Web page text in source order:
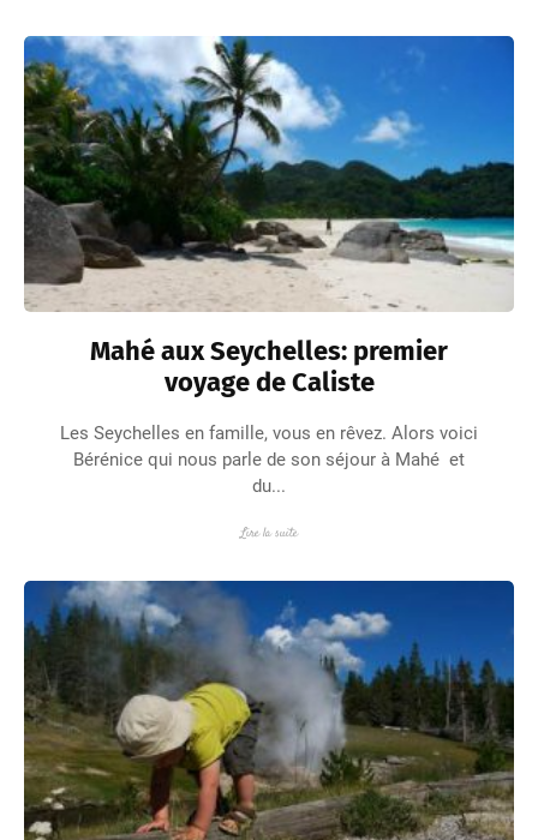
Mahé aux Seychelles: premier
voyage de Caliste
Les Seychelles en famille, vous en rêvez. Alors voici
Bérénice qui nous parle de son séjour à Mahé et
du...
Lire la suite